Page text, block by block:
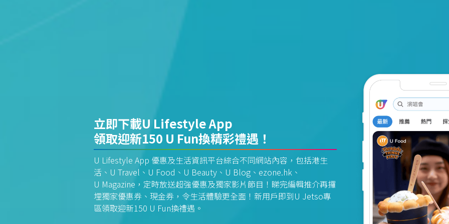
立即下載U Lifestyle App
領取迎新150 U Fun換精彩禮遇！
U Lifestyle App 優惠及生活資訊平台綜合不同網站內容，包括港生
活、U Travel、U Food、U Beauty、U Blog、ezone.hk、
U Magazine，定時放送超強優惠及獨家影片節目！睇完編輯推介再攞
埋獨家優惠券、現金券，令生活體驗更全面！新用戶即到U Jetso專
區領取迎新150 U Fun換禮遇。